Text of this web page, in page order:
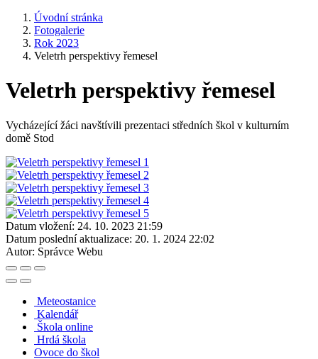
Úvodní stránka
Fotogalerie
Rok 2023
Veletrh perspektivy řemesel
Veletrh perspektivy řemesel
Vycházející žáci navštívili prezentaci středních škol v kulturním
domě Stod
Datum vložení: 24. 10. 2023 21:59
Datum poslední aktualizace: 20. 1. 2024 22:02
Autor: Správce Webu
Meteostanice
Kalendář
Škola online
Hrdá škola
Ovoce do škol